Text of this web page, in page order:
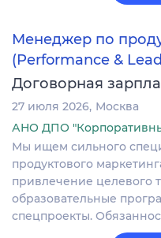
Менеджер по
(Performance &
Договорная
27 июля 2026 Москва
АНО ДПО
Мы ищем сильного
продуктового
привлечение целевого
образовательные
спецпроекты.